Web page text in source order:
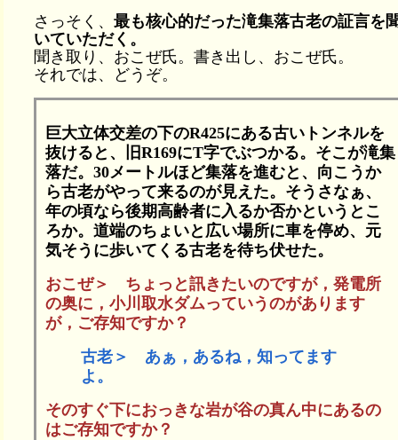
さっそく、 最も核心的だった滝集落古老の証言を
いていただく。
聞き取り、おこぜ氏。書き出し、おこぜ氏。
それでは、どうぞ。
巨大立体交差の下のR425にある古いトンネルを
抜けると、旧R169にT字でぶつかる。そこが滝集
落だ。30メートルほど集落を進むと、向こうか
ら古老がやって来るのが見えた。そうさなぁ、
年の頃なら後期高齢者に入るか否かというとこ
ろか。道端のちょいと広い場所に車を停め、元
気そうに歩いてくる古老を待ち伏せた。
おこぜ＞ ちょっと訊きたいのですが，発電所
の奥に，小川取水ダムっていうのがあります
が，ご存知ですか？
古老＞ あぁ，あるね，知ってます
よ。
そのすぐ下におっきな岩が谷の真ん中にあるの
はご存知ですか？